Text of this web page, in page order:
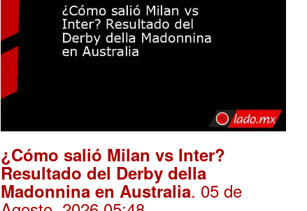
¿Cómo salió Milan vs Inter?
Resultado del Derby della
Madonnina en Australia. 05 de